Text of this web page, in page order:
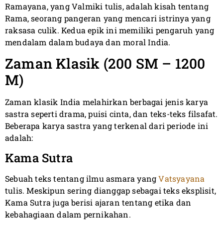
Ramayana, yang Valmiki tulis, adalah kisah tentang
Rama, seorang pangeran yang mencari istrinya yang
raksasa culik. Kedua epik ini memiliki pengaruh yang
mendalam dalam budaya dan moral India.
Zaman Klasik (200 SM – 1200
M)
Zaman klasik India melahirkan berbagai jenis karya
sastra seperti drama, puisi cinta, dan teks-teks filsafat.
Beberapa karya sastra yang terkenal dari periode ini
adalah:
Kama Sutra
Sebuah teks tentang ilmu asmara yangVatsyayana
tulis. Meskipun sering dianggap sebagai teks eksplisit,
Kama Sutra juga berisi ajaran tentang etika dan
kebahagiaan dalam pernikahan.